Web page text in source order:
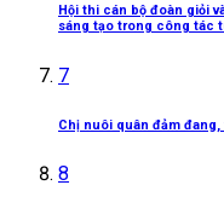
Hội thi cán bộ đoàn giỏi
sáng tạo trong công tác
7
Chị nuôi quân đảm đang,
8